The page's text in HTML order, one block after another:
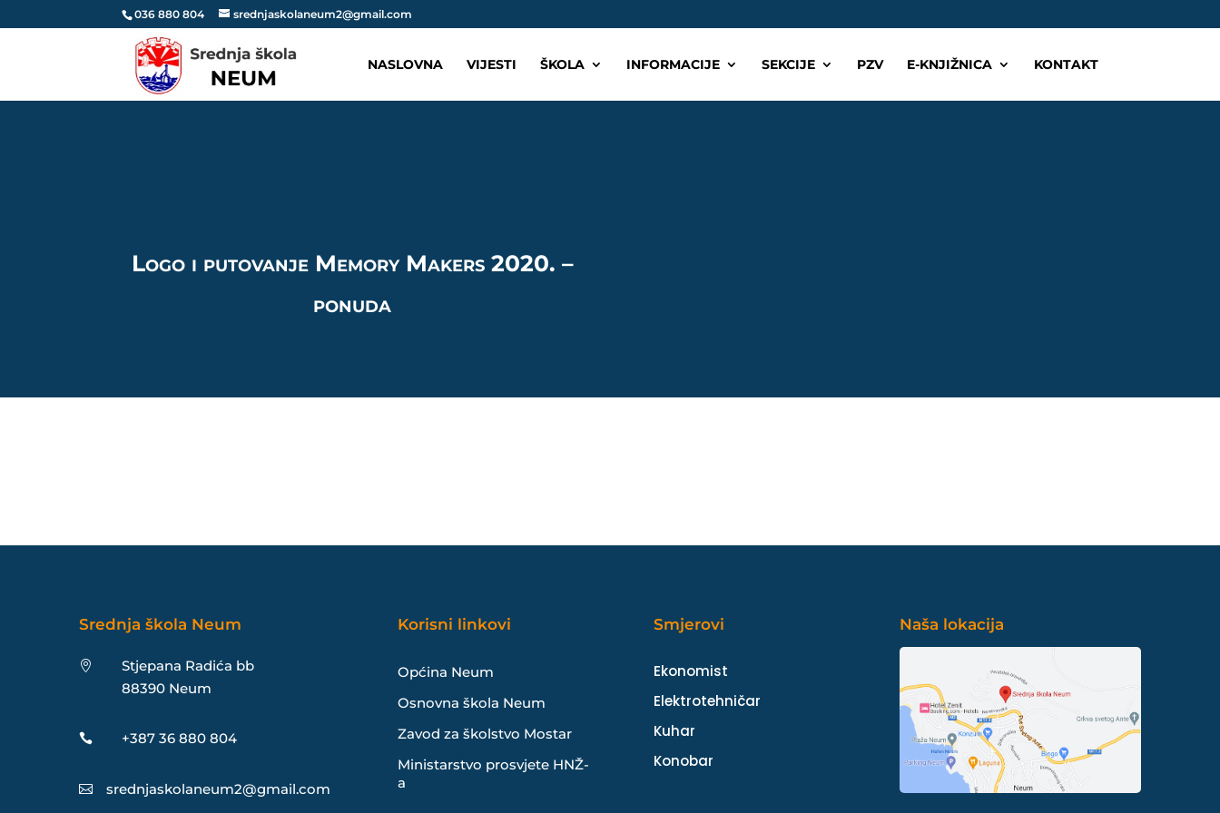
036 880 804 srednjaskolaneum2@gmail.com
NASLOVNA VIJESTI ŠKOLA INFORMACIJE SEKCIJE PZV E-KNJIŽNICA KONTAKT
Logo i putovanje Memory Makers 2020. –
ponuda
Srednja škola Neum

Stjepana Radića bb
88390 Neum
 +387 36 880 804
 srednjaskolaneum2@gmail.com
Korisni linkovi
Općina Neum
Osnovna škola Neum
Zavod za školstvo Mostar
Ministarstvo prosvjete HNŽ-
a
Smjerovi
Ekonomist
Elektrotehničar
Kuhar
Konobar
Naša lokacija